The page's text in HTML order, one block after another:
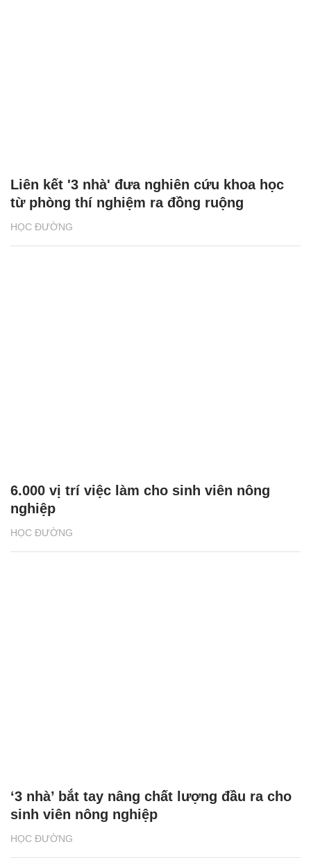
HỌC ĐƯỜNG
Liên kết '3 nhà' đưa nghiên cứu khoa học
từ phòng thí nghiệm ra đồng ruộng
HỌC ĐƯỜNG
6.000 vị trí việc làm cho sinh viên nông
nghiệp
HỌC ĐƯỜNG
‘3 nhà’ bắt tay nâng chất lượng đầu ra cho
sinh viên nông nghiệp